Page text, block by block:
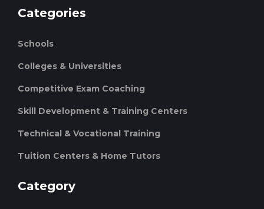
Categories
Schools
Colleges & Universities
Competitive Exam Coaching
Skill Development & Training Centers
Technical & Vocational Training
Tuition Centers & Home Tutors
Category